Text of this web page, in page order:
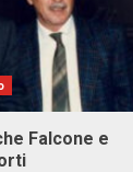
Falcone e